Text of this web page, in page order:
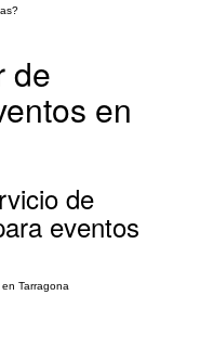
de
en
de
eventos
Tarragona